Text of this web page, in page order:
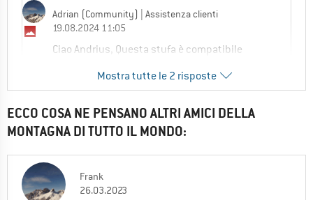
Adrian (Community)
| Assistenza clienti
19.08.2024 11:05
Ciao Andrius, Questa stufa è compatibile
1 0
Andrius
Grazie per la risposta Si scopre che c'è
un'immagine nelle fotografie, è chiaro che
Mostra tutte le 2 risposte
ECCO COSA NE PENSANO ALTRI AMICI DELLA
MONTAGNA DI TUTTO IL MONDO:
Frank
26.03.2023